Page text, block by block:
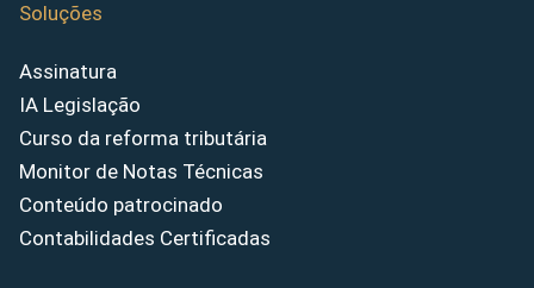
Soluções
Assinatura
IA Legislação
Curso da reforma tributária
Monitor de Notas Técnicas
Conteúdo patrocinado
Contabilidades Certificadas